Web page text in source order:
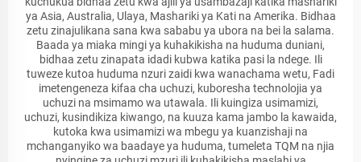
ya Asia, Australia, Ulaya, Mashariki ya Kati na Amerika. Bidhaa
zetu zinajulikana sana kwa sababu ya ubora na bei la salama.
Baada ya miaka mingi ya kuhakikisha na huduma duniani,
bidhaa zetu zinapata idadi kubwa katika pasi la ndege. Ili
tuweze kutoa huduma nzuri zaidi kwa wanachama wetu, Fadi
imetengeneza kifaa cha uchuzi, kuboresha technolojia ya
uchuzi na msimamo wa utawala. Ili kuingiza usimamizi,
uchuzi, kusindikiza kiwango, na kuuza kama jambo la kawaida,
kutoka kwa usimamizi wa mbegu ya kuanzishaji na
mchanganyiko wa baadaye ya huduma, tumeleta TQM na njia